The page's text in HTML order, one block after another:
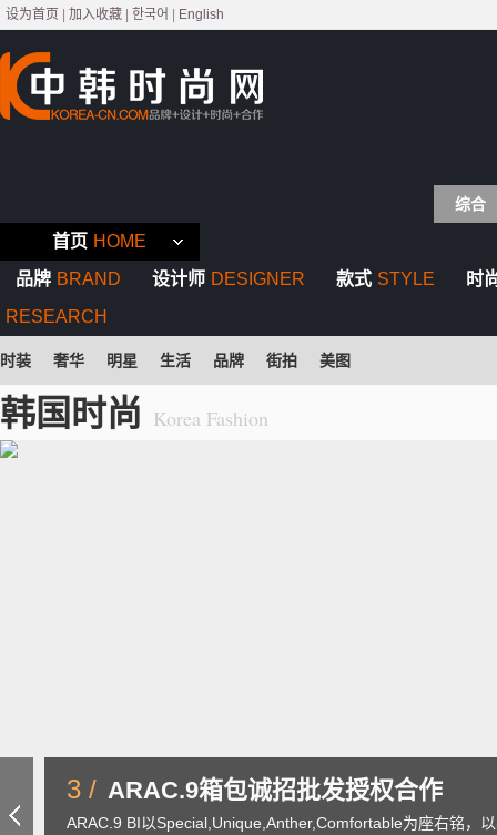
设为首页 加入收藏 한국어 English
综合
首页 HOME
品牌 BRAND 设计师 DESIGNER 款式 STYLE
时
RESEARCH
时装 奢华 明星 生活 品牌 街拍 美图
韩国时尚 Korea Fashion
3 / ARAC.9箱包诚招批发授权合作
ARAC.9 BI以Special,Unique,Anther,Comfortable为座右铭，